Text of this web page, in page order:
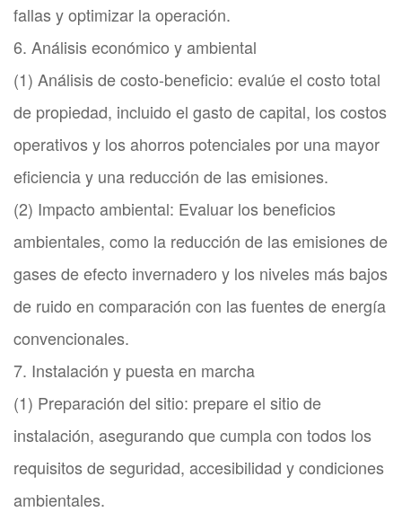
fallas y optimizar la operación.
6. Análisis económico y ambiental
(1) Análisis de costo-beneficio: evalúe el costo total
de propiedad, incluido el gasto de capital, los costos
operativos y los ahorros potenciales por una mayor
eficiencia y una reducción de las emisiones.
(2) Impacto ambiental: Evaluar los beneficios
ambientales, como la reducción de las emisiones de
gases de efecto invernadero y los niveles más bajos
de ruido en comparación con las fuentes de energía
convencionales.
7. Instalación y puesta en marcha
(1) Preparación del sitio: prepare el sitio de
instalación, asegurando que cumpla con todos los
requisitos de seguridad, accesibilidad y condiciones
ambientales.